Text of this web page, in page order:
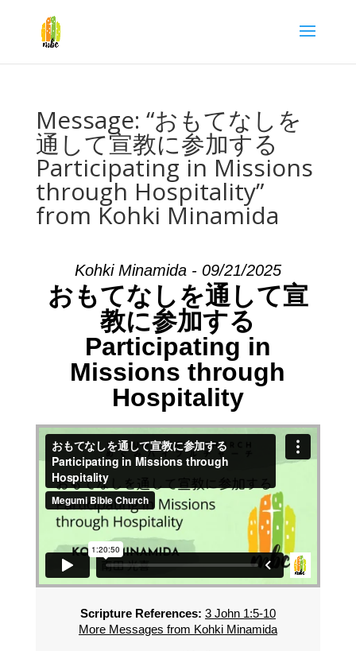
Message: “おもてなしを
通して宣教に参加する
Participating in Missions
through Hospitality”
from Kohki Minamida
Kohki Minamida - 09/21/2025
おもてなしを通して宣
教に参加する
Participating in
Missions through
Hospitality
Scripture References: 3 John 1:5-10
More Messages from Kohki Minamida